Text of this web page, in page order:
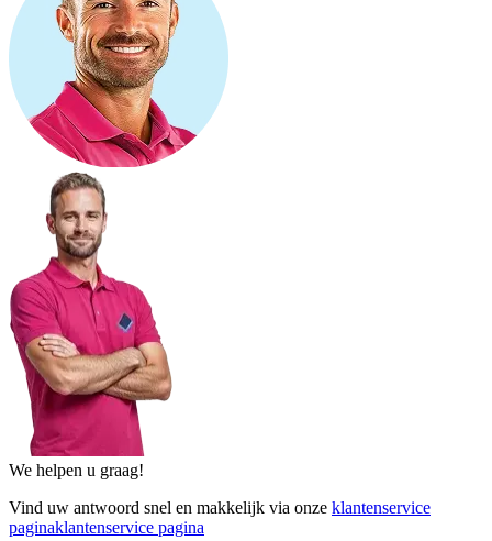
We helpen u graag!
Vind uw antwoord snel en makkelijk via onze klantenservice
paginaklantenservice pagina